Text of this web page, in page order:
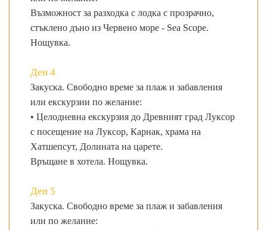
Възможност за разходка с лодка с прозрачно,
стъклено дъно из Червено море - Sea Scope.
Нощувка.
Ден 4
Закуска. Свободно време за плаж и забавления
или екскурзии по желание:
• Целодневна екскурзия до Древният град Луксор
с посещение на Луксор, Карнак, храма на
Хатшепсут, Долината на царете.
Връщане в хотела. Нощувка.
Ден 5
Закуска. Свободно време за плаж и забавления
или по желание: